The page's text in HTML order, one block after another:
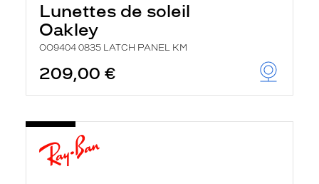
Lunettes de soleil
Oakley
OO9404 0835 LATCH PANEL KM
209,00 €